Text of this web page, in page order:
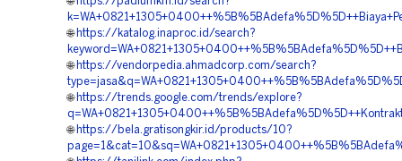
🌐 https://katalog.inaproc.id/search?
🌐 https://vendorpedia.ahmadcorp.com/search?
🌐 https://trends.google.com/trends/explore?
🌐 https://bela.gratisongkir.id/products/10?